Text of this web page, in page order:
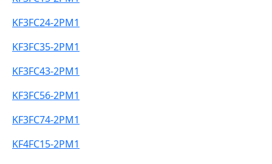
KF3FC24-2PM1
KF3FC35-2PM1
KF3FC43-2PM1
KF3FC56-2PM1
KF3FC74-2PM1
KF4FC15-2PM1